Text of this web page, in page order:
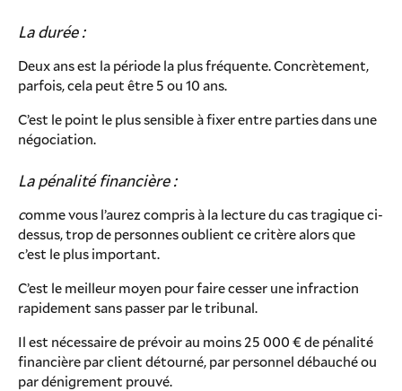
La durée :
Deux ans est la période la plus fréquente. Concrètement,
parfois, cela peut être 5 ou 10 ans.
C’est le point le plus sensible à fixer entre parties dans une
négociation.
La pénalité financière :
comme vous l’aurez compris à la lecture du cas tragique ci-
dessus, trop de personnes oublient ce critère alors que
c’est le plus important.
C’est le meilleur moyen pour faire cesser une infraction
rapidement sans passer par le tribunal.
Il est nécessaire de prévoir au moins 25 000 € de pénalité
financière par client détourné, par personnel débauché ou
par dénigrement prouvé.